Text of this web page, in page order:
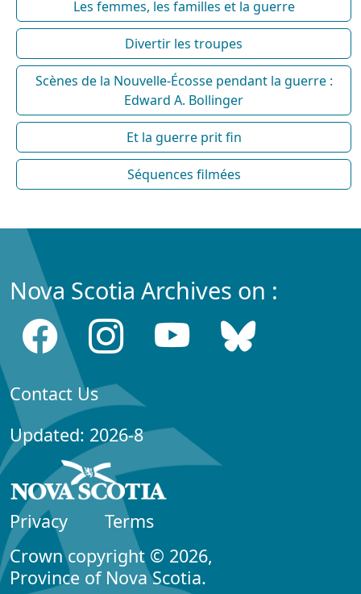
Les femmes, les familles et la guerre
Divertir les troupes
Scènes de la Nouvelle-Écosse pendant la guerre :
Edward A. Bollinger
Et la guerre prit fin
Séquences filmées
Nova Scotia Archives on :
Contact Us
Updated: 2026-8
Privacy
Terms
Crown copyright © 2026,
Province of Nova Scotia.